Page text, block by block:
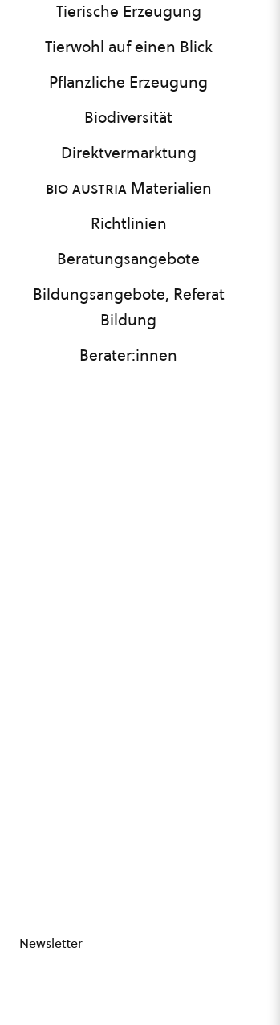
Tierische Erzeugung
Tierwohl auf einen Blick
Pflanzliche Erzeugung
Biodiversität
Direktvermarktung
bio austriaMaterialien
Richtlinien
Beratungsangebote
Bildungsangebote, Referat
Bildung
Berater:innen
Newsletter